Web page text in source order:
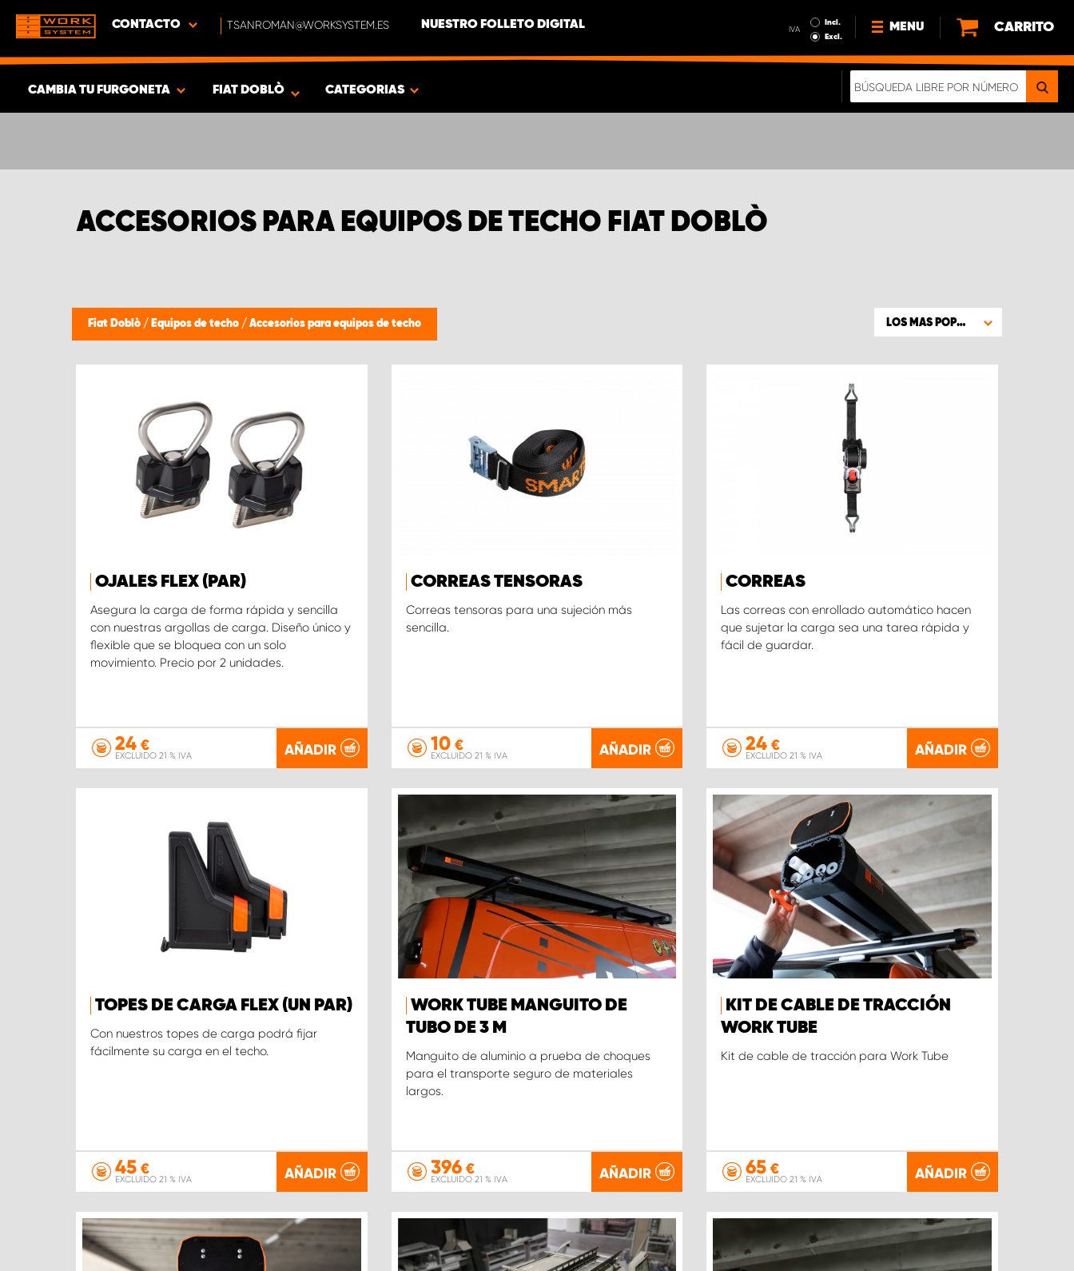
CONTACTO TSANROMAN@WORKSYSTEM.ES NUESTRO FOLLETO DIGITAL IVA
Incl.
Excl.
MENU
NOTICIAS
CARRITO
CAMBIA TU FURGONETA
PRODUCTOS
FIAT DOBLÒ CATEGORIAS
ACCESORIOS PARA EQUIPOS DE TECHO FIAT DOBLÒ
Fiat Doblò / Equipos de techo / Accesorios para equipos de techo LOS MAS POPULARES
OJALES FLEX (PAR)
Asegura la carga de forma rápida y sencilla
con nuestras argollas de carga. Diseño único y
flexible que se bloquea con un solo
movimiento. Precio por 2 unidades.
24 €
EXCLUIDO 21 % IVA AÑADIR
CORREAS TENSORAS
Correas tensoras para una sujeción más
sencilla.
10€
EXCLUIDO 21 % IVA AÑADIR
CORREAS
Las correas con enrollado automático hacen
que sujetar la carga sea una tarea rápida y
fácil de guardar.
24 €
EXCLUIDO 21 % IVA AÑADIR
TOPES DE CARGA FLEX (UN PAR)
Con nuestros topes de carga podrá fijar
fácilmente su carga en el techo.
45 €
EXCLUIDO 21 % IVA AÑADIR
WORK TUBE MANGUITO DE
TUBO DE 3 M
Manguito de aluminio a prueba de choques
para el transporte seguro de materiales
largos.
396€
EXCLUIDO 21 % IVA AÑADIR
KIT DE CABLE DE TRACCIÓN
WORK TUBE
Kit de cable de tracción para Work Tube
65 €
EXCLUIDO 21 % IVA AÑADIR